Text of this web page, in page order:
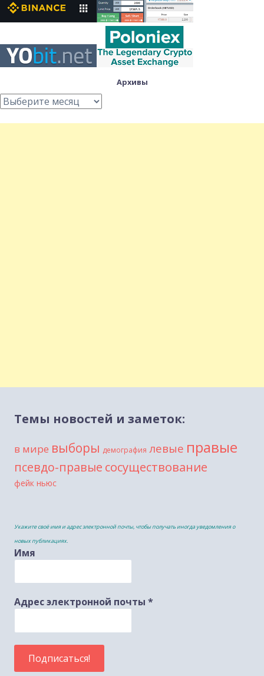
Архивы
Архивы
Темы новостей и заметок:
в мире выборы демография левые правые
псевдо-правые сосуществование
фейк ньюс
Укажите своё имя и адрес электронной почты, чтобы получать иногда уведомления о
новых публикациях.
Имя
Адрес электронной почты *